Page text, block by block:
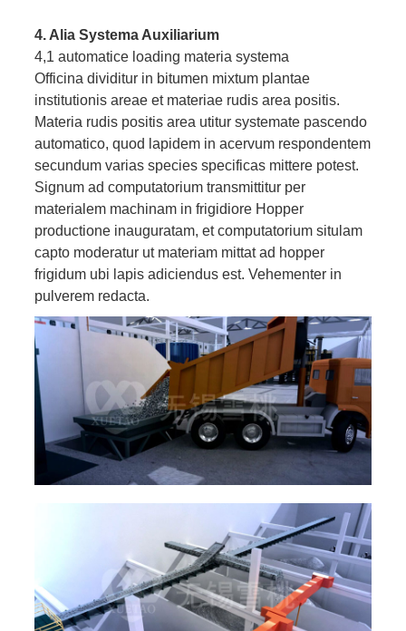
4. Alia Systema Auxiliarium
4,1 automatice loading materia systema
Officina dividitur in bitumen mixtum plantae
institutionis areae et materiae rudis area positis.
Materia rudis positis area utitur systemate pascendo
automatico, quod lapidem in acervum respondentem
secundum varias species specificas mittere potest.
Signum ad computatorium transmittitur per
materialem machinam in frigidiore Hopper
productione inauguratam, et computatorium situlam
capto moderatur ut materiam mittat ad hopper
frigidum ubi lapis adiciendus est. Vehementer in
pulverem redacta.